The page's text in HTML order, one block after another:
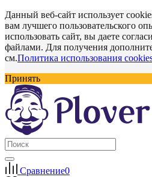
Данный веб-сайт использует
вам лучшего пользовательского
использовать сайт, вы даете
файлами. Для получения
см.Политика использования
Принять
Сравнение0